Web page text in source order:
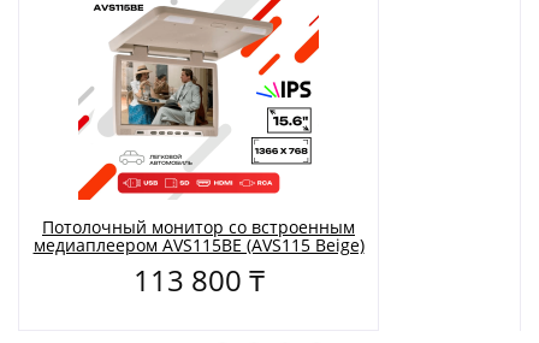
Потолочный монитор со встроенным
медиаплеером AVS115BE (AVS115 Beige)
113 800 ₸